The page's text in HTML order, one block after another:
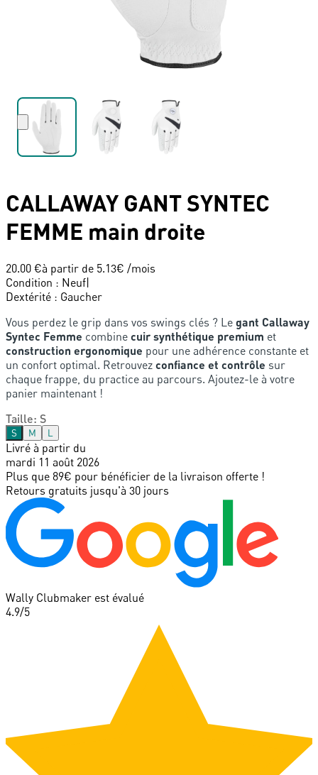
CALLAWAY GANT SYNTEC
FEMME main droite
20.00 €à partir de 5.13€ /mois
Condition : Neuf|
Dextérité : Gaucher
Vous perdez le grip dans vos swings clés ? Le gant Callaway
Syntec Femme combine cuir synthétique premium et
construction ergonomique pour une adhérence constante et
un confort optimal. Retrouvez confiance et contrôle sur
chaque frappe, du practice au parcours. Ajoutez-le à votre
panier maintenant !
Taille: S
S M L
Livré à partir du
mardi 11 août 2026
Plus que 89€ pour bénéficier de la livraison offerte !
Retours gratuits jusqu'à 30 jours
Wally Clubmaker est évalué
4.9/5